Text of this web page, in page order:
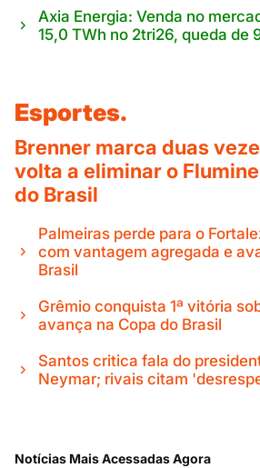
Axia Energia: Venda no
15,0 TWh no 2tri26, queda de
Esportes.
Brenner marca duas
volta a eliminar o
do Brasil
Palmeiras perde para o
com vantagem agregada e
Brasil
Grêmio conquista 1ª vitória
avança na Copa do Brasil
Santos critica fala do
Neymar; rivais citam
Notícias Mais Acessadas Agora